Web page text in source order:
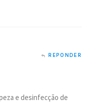
REPONDER
e desinfecção de